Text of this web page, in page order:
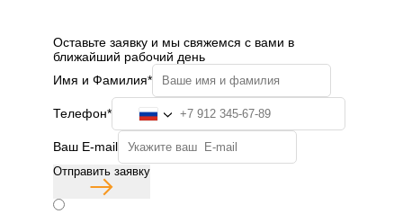
Оставьте заявку и мы свяжемся с вами в
ближайший рабочий день
Имя и Фамилия*
Телефон*
Ваш E-mail
Отправить заявку